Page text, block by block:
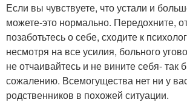
Если вы чувствуете, что устали и
можете-это нормально. Передохните,
позаботьтесь о себе, сходите к
несмотря на все усилия, больного
не отчаивайтесь и не вините себя- так
сожалению. Всемогущества нет ни у
родственников в похожей ситуации.